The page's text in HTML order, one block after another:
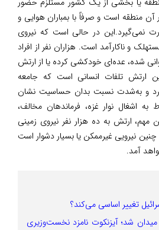
آن منطقه است و صرفاً با بمباران هوایی و
نمی‌گیرد.این در حالی است که نیروی
و ناکارآمد است. هزاران نفر از افراد
شده، عده‌ای خودکشی کرده یا از ارتش
ارتش تلفات انسانی است که جامعه
و به‌شدت نسبت بدان حساسیت نشان
اشغال نوار غزه، فرماندهان مخالف،
مهم، ارتش به ده هزار نفر نیروی زمینی
چنین نیرویی غیرممکن یا بسیار دشوار است
آمد.
تغییر اساسی می‌کند؟
میدان شد؛ آیزنکوت نامزد نخست‌وزیری